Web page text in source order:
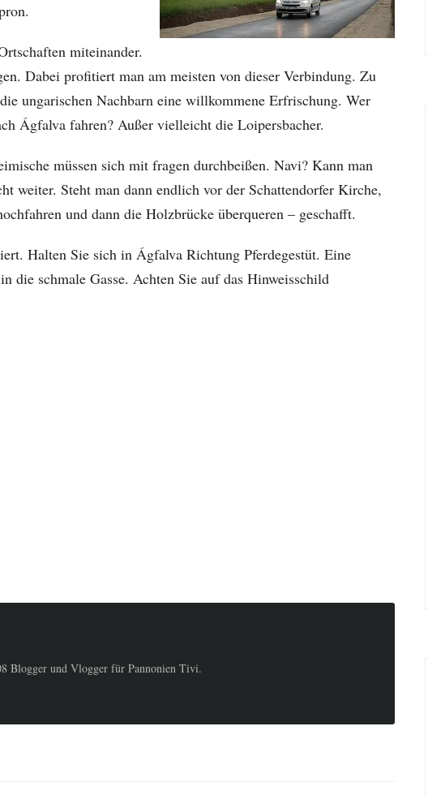
miteinander.
Dabei profitiert man am meisten von dieser Verbindung. Zu
ungarischen Nachbarn eine willkommene Erfrischung. Wer
Ágfalva fahren? Außer vielleicht die Loipersbacher.
müssen sich mit fragen durchbeißen. Navi? Kann man
weiter. Steht man dann endlich vor der Schattendorfer Kirche,
und dann die Holzbrücke überqueren – geschafft.
Halten Sie sich in Ágfalva Richtung Pferdegestüt. Eine
die schmale Gasse. Achten Sie auf das Hinweisschild
Blogger und Vlogger für Pannonien Tivi.